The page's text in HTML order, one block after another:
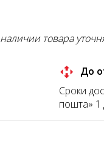
товара
До
Сроки
пошта» 1